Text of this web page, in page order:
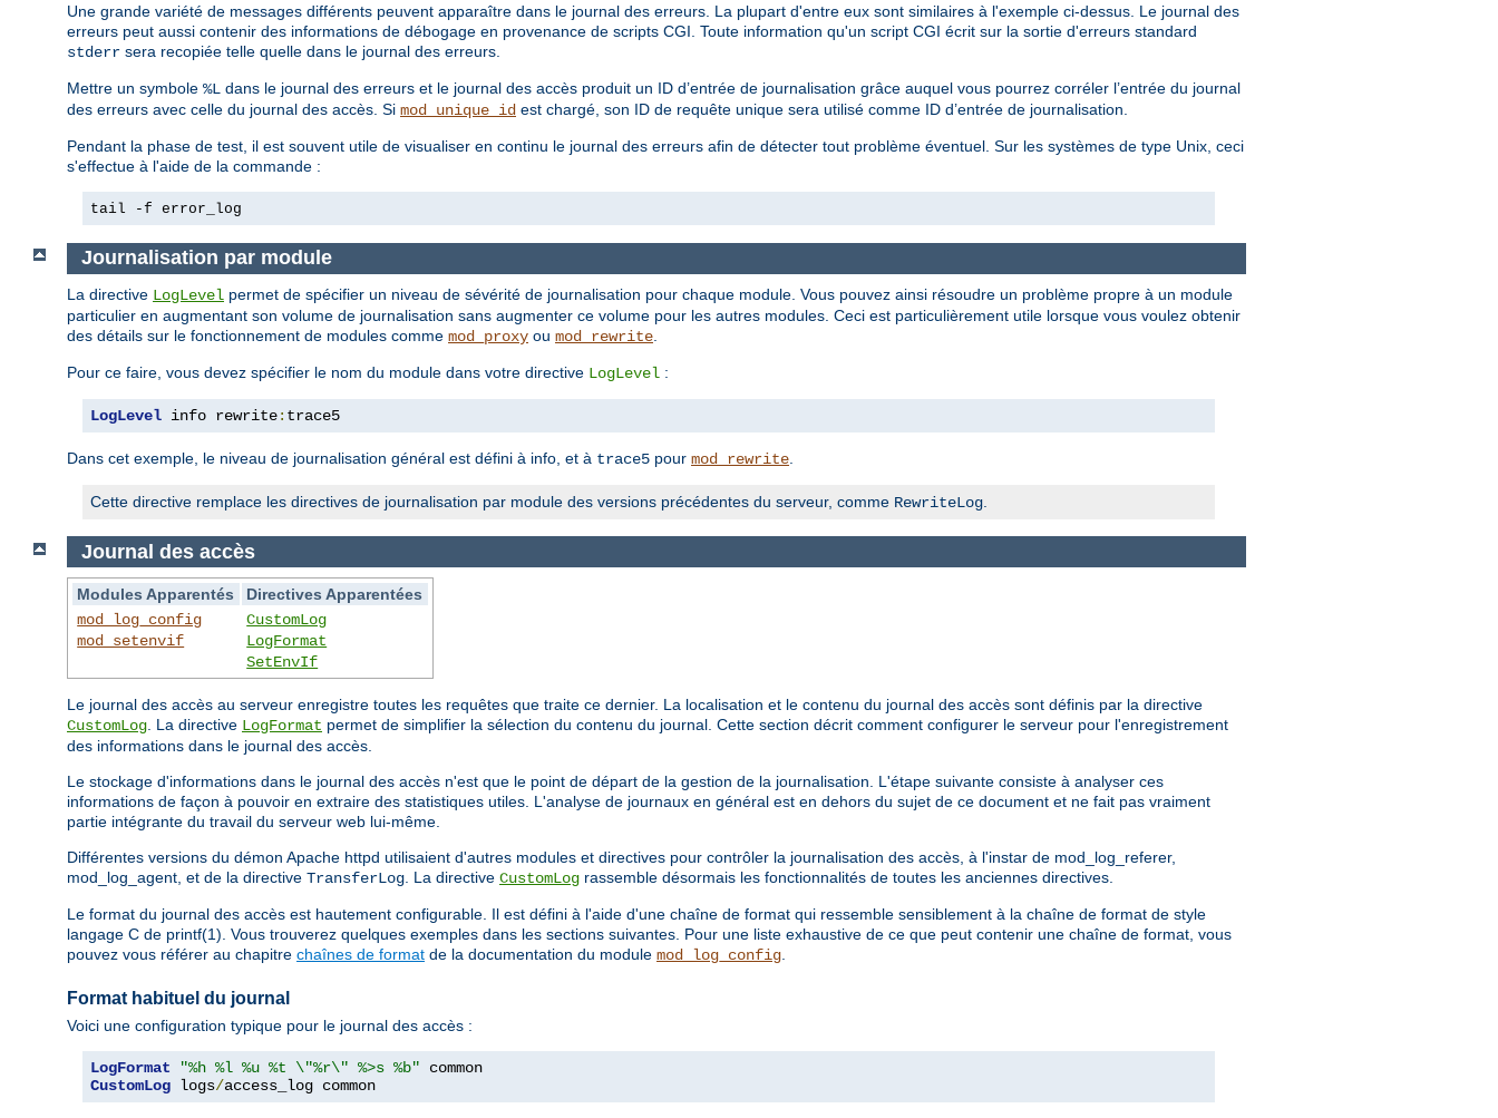
Une grande variété de messages différents peuvent apparaître dans le journal des erreurs. La plupart d'entre eux sont similaires à l'exemple ci-dessus. Le journal des
erreurs peut aussi contenir des informations de débogage en provenance de scripts CGI. Toute information qu'un script CGI écrit sur la sortie d'erreurs standard
stderr sera recopiée telle quelle dans le journal des erreurs.
Mettre un symbole %L dans le journal des erreurs et le journal des accès produit un ID d’entrée de journalisation grâce auquel vous pourrez corréler l’entrée du journal
des erreurs avec celle du journal des accès. Si mod_unique_id est chargé, son ID de requête unique sera utilisé comme ID d’entrée de journalisation.
Pendant la phase de test, il est souvent utile de visualiser en continu le journal des erreurs afin de détecter tout problème éventuel. Sur les systèmes de type Unix, ceci
s'effectue à l'aide de la commande :
tail -f error_log
Journalisation par module
La directive LogLevel permet de spécifier un niveau de sévérité de journalisation pour chaque module. Vous pouvez ainsi résoudre un problème propre à un module
particulier en augmentant son volume de journalisation sans augmenter ce volume pour les autres modules. Ceci est particulièrement utile lorsque vous voulez obtenir
des détails sur le fonctionnement de modules comme mod_proxy ou mod_rewrite
Pour ce faire, vous devez spécifier le nom du module dans votre directive LogLevel :
LogLevel info rewrite: trace5
Dans cet exemple, le niveau de journalisation général est défini à info, et à trace5 pour mod_rewrite
Cette directive remplace les directives de journalisation par module des versions précédentes du serveur, comme RewriteLog
Journal des accès
Modules Apparentés
Directives Apparentées
mod_log_config
mod_setenvif
CustomLog
LogFormat
SetEnvIf
Le journal des accès au serveur enregistre toutes les requêtes que traite ce dernier. La localisation et le contenu du journal des accès sont définis par la directive
CustomLog. La directive LogFormat permet de simplifier la sélection du contenu du journal. Cette section décrit comment configurer le serveur pour l'enregistrement
des informations dans le journal des accès.
Le stockage d'informations dans le journal des accès n'est que le point de départ de la gestion de la journalisation. L'étape suivante consiste à analyser ces
informations de façon à pouvoir en extraire des statistiques utiles. L'analyse de journaux en général est en dehors du sujet de ce document et ne fait pas vraiment
partie intégrante du travail du serveur web lui-même.
Différentes versions du démon Apache httpd utilisaient d'autres modules et directives pour contrôler la journalisation des accès, à l'instar de mod_log_referer,
mod_log_agent, et de la directive TransferLog. La directive CustomLog rassemble désormais les fonctionnalités de toutes les anciennes directives.
Le format du journal des accès est hautement configurable. Il est défini à l'aide d'une chaîne de format qui ressemble sensiblement à la chaîne de format de style
langage C de printf(1). Vous trouverez quelques exemples dans les sections suivantes. Pour une liste exhaustive de ce que peut contenir une chaîne de format, vous
pouvez vous référer au chapitre chaînes de format de la documentation du module mod_log_config.
Format habituel du journal
Voici une configuration typique pour le journal des accès :
LogFormat "%h %l %u %t \"%r\" %>s %b"
CustomLog logs/access_log common